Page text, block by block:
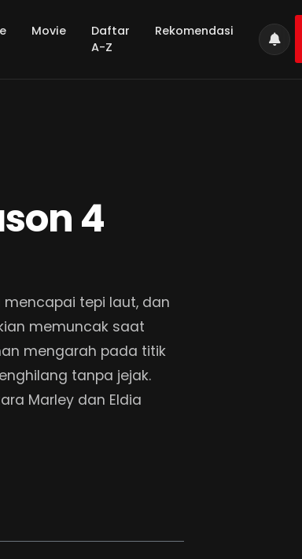
Movie
Daftar
A-Z
Rekomendasi
4
mencapai tepi laut, dan
memuncak saat
mengarah pada titik
tanpa jejak.
Marley dan Eldia